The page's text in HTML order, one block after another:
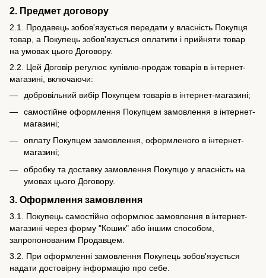
2. Предмет договору
2.1. Продавець зобов'язується передати у власність Покупця
товар, а Покупець зобов'язується оплатити і прийняти товар
на умовах цього Договору.
2.2. Цей Договір регулює купівлю-продаж товарів в інтернет-
магазині, включаючи:
добровільний вибір Покупцем товарів в інтернет-магазині;
самостійне оформлення Покупцем замовлення в інтернет-
магазині;
оплату Покупцем замовлення, оформленого в інтернет-
магазині;
обробку та доставку замовлення Покупцю у власність на
умовах цього Договору.
3. Оформлення замовлення
3.1. Покупець самостійно оформлює замовлення в інтернет-
магазині через форму "Кошик" або іншим способом,
запропонованим Продавцем.
3.2. При оформленні замовлення Покупець зобов'язується
надати достовірну інформацію про себе.